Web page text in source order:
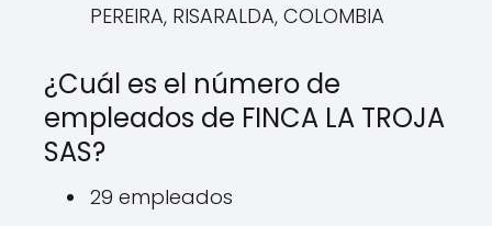
PEREIRA, RISARALDA, COLOMBIA
¿Cuál es el número de
empleados de FINCA LA TROJA
SAS?
29 empleados